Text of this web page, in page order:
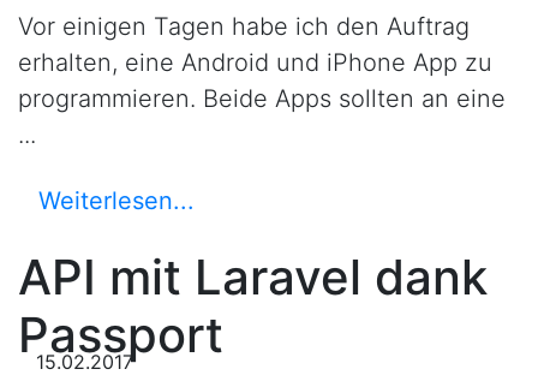
Vor einigen Tagen habe ich den Auftrag
erhalten, eine Android und iPhone App zu
programmieren. Beide Apps sollten an eine
...
Weiterlesen...
API mit Laravel dank
Passport
15.02.2017